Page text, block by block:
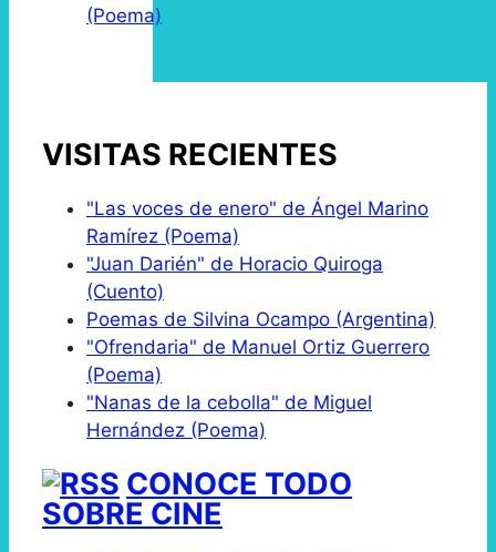
(Poema)
VISITAS RECIENTES
"Las voces de enero" de Ángel Marino
Ramírez (Poema)
"Juan Darién" de Horacio Quiroga
(Cuento)
Poemas de Silvina Ocampo (Argentina)
"Ofrendaria" de Manuel Ortiz Guerrero
(Poema)
"Nanas de la cebolla" de Miguel
Hernández (Poema)
CONOCE TODO
SOBRE CINE